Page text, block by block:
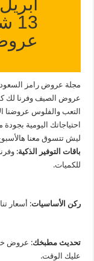
عروض الصيف وفرنا لك كل
التعب والفلوس عروضنا
احتياجاتك اليومية بجودة
​ليش تتسوق معنا
​باقات التوفير الذكية:
للكميات.
​ركن الأساسيات: أسعار
​تحديث مطبخك: عروض
عليك الوقت.